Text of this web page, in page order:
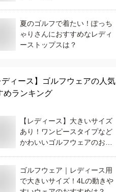
夏のゴルフで着たい！ぽっち
ゃりさんにおすすめなレディ
ーストップスは？
ディース】 ゴルフウェアの人気
めランキング
【レディース】大きいサイズ
あり！ワンピースタイプなど
かわいいゴルフウェアのおす
ゴルフウェア｜レディース用
で大きいサイズ！4Lの動きや